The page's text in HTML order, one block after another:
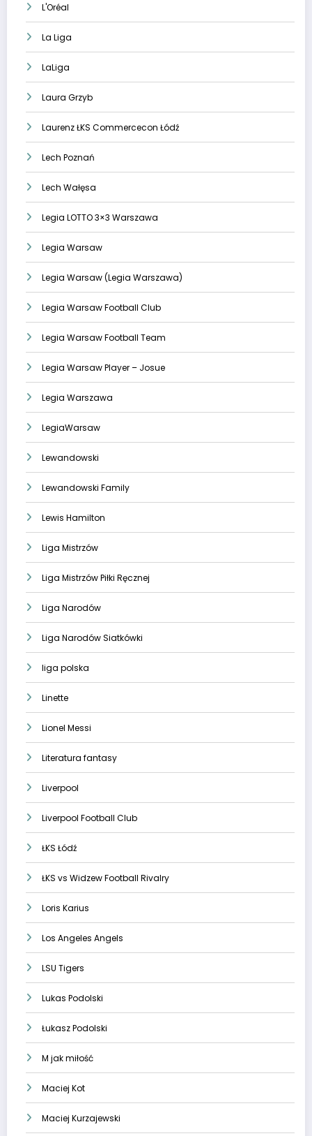
L'Oréal
La Liga
LaLiga
Laura Grzyb
Laurenz ŁKS Commercecon Łódź
Lech Poznań
Lech Wałęsa
Legia LOTTO 3×3 Warszawa
Legia Warsaw
Legia Warsaw (Legia Warszawa)
Legia Warsaw Football Club
Legia Warsaw Football Team
Legia Warsaw Player – Josue
Legia Warszawa
LegiaWarsaw
Lewandowski
Lewandowski Family
Lewis Hamilton
Liga Mistrzów
Liga Mistrzów Piłki Ręcznej
Liga Narodów
Liga Narodów Siatkówki
liga polska
Linette
Lionel Messi
Literatura fantasy
Liverpool
Liverpool Football Club
ŁKS Łódź
ŁKS vs Widzew Football Rivalry
Loris Karius
Los Angeles Angels
LSU Tigers
Lukas Podolski
Łukasz Podolski
M jak miłość
Maciej Kot
Maciej Kurzajewski